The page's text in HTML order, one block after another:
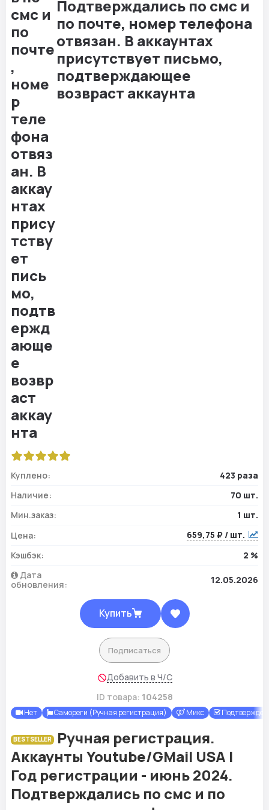
Подтверждались по смс и
по почте, номер телефона
отвязан. В аккаунтах
присутствует письмо,
подтверждающее
возвраст аккаунта
Куплено:
423 раза
Наличие:
70 шт.
Мин.заказ:
1 шт.
Цена:
659,75 ₽ / шт.
Кэшбэк:
2 %
Дата
обновления:
12.05.2026
Купить
Подписаться
Добавить в Ч/С
ID товара: 104258
Нет Самореги (Ручная регистрация) Микс
BESTSELLER
Ручная регистрация.
Аккаунты Youtube/GMail USA |
Год регистрации - июнь 2024.
Подтверждались по смс и по